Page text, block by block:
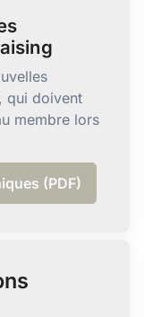
qui doivent
membre lors
(PDF)